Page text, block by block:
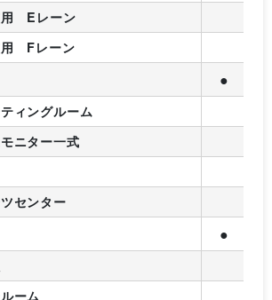
Eレーン
Fレーン
●
ィングルーム
ニター一式
センター
●
ーム